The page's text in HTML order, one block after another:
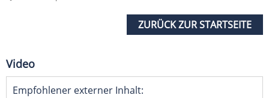
ZURÜCK ZUR STARTSEITE
Video
Empfohlener externer Inhalt: